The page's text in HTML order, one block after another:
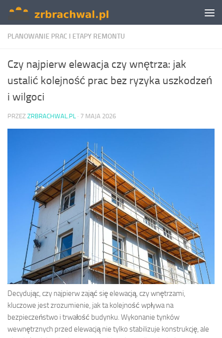
Skip to content
PLANOWANIE PRAC I ETAPY REMONTU
Czy najpierw elewacja czy wnętrza: jak
ustalić kolejność prac bez ryzyka uszkodzeń
i wilgoci
PRZEZ ZRBRACHWAL.PL · 7 MAJA 2026
Decydując, czy najpierw zająć się elewacją, czy wnętrzami,
kluczowe jest zrozumienie, jak ta kolejność wpływa na
bezpieczeństwo i trwałość budynku. Wykonanie tynków
wewnętrznych przed elewacją nie tylko stabilizuje konstrukcję, ale